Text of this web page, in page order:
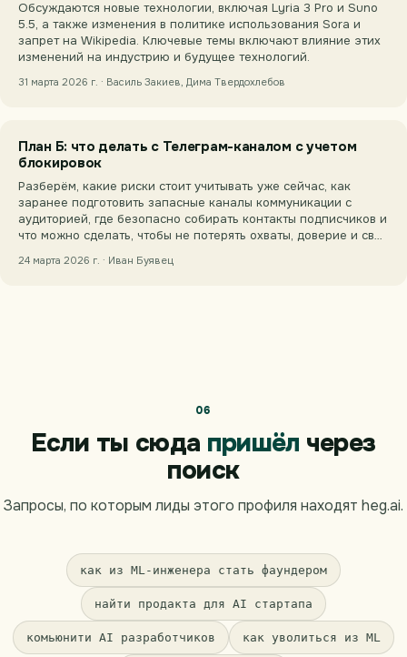
Обсуждаются новые технологии, включая Lyria 3 Pro и Suno
5.5, а также изменения в политике использования Sora и
запрет на Wikipedia. Ключевые темы включают влияние этих
изменений на индустрию и будущее технологий.
31 марта 2026 г. · Василь Закиев, Дима Твердохлебов
План Б: что делать с Телеграм-каналом с учетом
блокировок
Разберём, какие риски стоит учитывать уже сейчас, как
заранее подготовить запасные каналы коммуникации с
аудиторией, где безопасно собирать контакты подписчиков и
что можно сделать, чтобы не потерять охваты, доверие и св…
24 марта 2026 г. · Иван Буявец
06
Если ты сюда пришёл через
поиск
Запросы, по которым лиды этого профиля находят heg.ai.
как из ML-инженера стать фаундером
найти продакта для AI стартапа
комьюнити AI разработчиков как уволиться из ML